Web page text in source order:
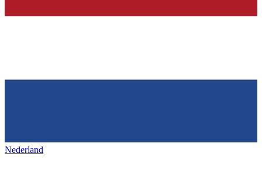
Nederland